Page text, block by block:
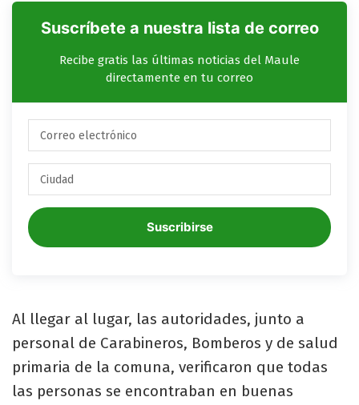
Suscríbete a nuestra lista de correo
Recibe gratis las últimas noticias del Maule
directamente en tu correo
Suscribirse
Al llegar al lugar, las autoridades, junto a
personal de Carabineros, Bomberos y de salud
primaria de la comuna, verificaron que todas
las personas se encontraban en buenas